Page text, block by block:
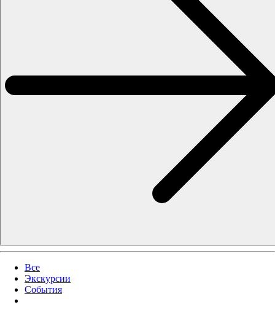
Все
Экскурсии
События